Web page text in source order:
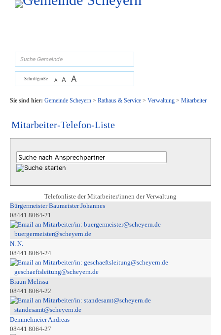
Zum Inhalt, zur Navigationoder zur Startseite springen.
Schriftgröße A A A
Sie sind hier: Gemeinde Scheyern> Rathaus & Service> Verwaltung> Mitarbeiter
Mitarbeiter-Telefon-Liste
Telefonliste der Mitarbeiter/innen der Verwaltung
Bürgermeister Baumeister Johannes
08441 8064-21
buergermeister@scheyern.de
N. N.
08441 8064-24
geschaeftsleitung@scheyern.de
Braun Melissa
08441 8064-22
standesamt@scheyern.de
Demmelmeier Andreas
08441 8064-27